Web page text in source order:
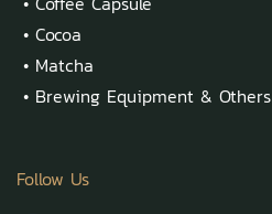
• Cocoa
• Matcha
• Brewing Equipment & Others
Follow Us